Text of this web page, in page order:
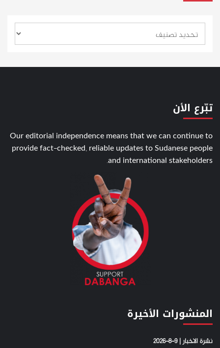
تبّرع الأن
Our editorial independence means that we can continue to
provide fact-checked, reliable updates to Sudanese people
and international stakeholders.
المنشورات الأخيرة
نشرة الاخبار | 9-8-2026